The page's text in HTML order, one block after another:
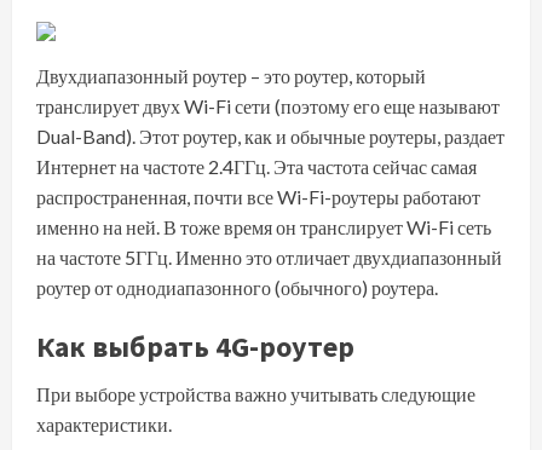
Двухдиапазонный роутер – это роутер, который
транслирует двух Wi-Fi сети (поэтому его еще называют
Dual-Band). Этот роутер, как и обычные роутеры, раздает
Интернет на частоте 2.4ГГц. Эта частота сейчас самая
распространенная, почти все Wi-Fi-роутеры работают
именно на ней. В тоже время он транслирует Wi-Fi сеть
на частоте 5ГГц. Именно это отличает двухдиапазонный
роутер от однодиапазонного (обычного) роутера.
Как выбрать 4G-роутер
При выборе устройства важно учитывать следующие
характеристики.